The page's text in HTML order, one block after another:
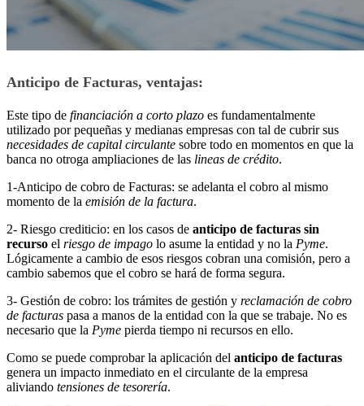
Anticipo de Facturas, ventajas:
Este tipo de financiación a corto plazo es fundamentalmente
utilizado por pequeñas y medianas empresas con tal de cubrir sus
necesidades de capital circulante sobre todo en momentos en que la
banca no otroga ampliaciones de las lineas de crédito.
1-Anticipo de cobro de Facturas: se adelanta el cobro al mismo
momento de la emisión de la factura.
2- Riesgo crediticio: en los casos de anticipo de facturas sin
recurso el riesgo de impago lo asume la entidad y no la Pyme.
Lógicamente a cambio de esos riesgos cobran una comisión, pero a
cambio sabemos que el cobro se hará de forma segura.
3- Gestión de cobro: los trámites de gestión y reclamación de cobro
de facturas pasa a manos de la entidad con la que se trabaje. No es
necesario que la Pyme pierda tiempo ni recursos en ello.
Como se puede comprobar la aplicación del anticipo de facturas
genera un impacto inmediato en el circulante de la empresa
aliviando tensiones de tesorería.